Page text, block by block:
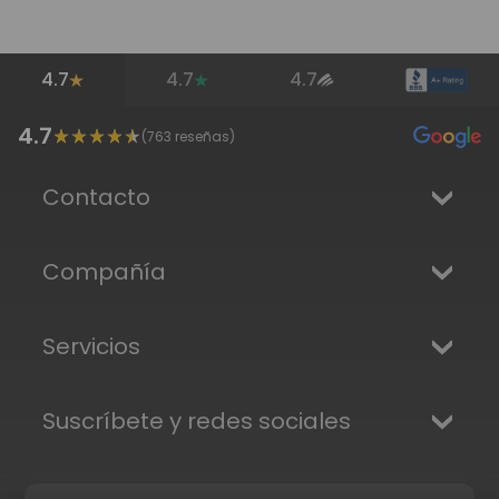
ofrecen una fijación segura evitando cualquier
4.7 4.7 4.7
4.7 (763 reseñas)
Contacto
Compañía
Servicios
Suscríbete y redes sociales